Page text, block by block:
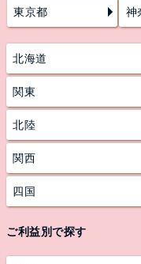
東京都 神
北海道
関東
北陸
関西
四国
ご利益別で探す